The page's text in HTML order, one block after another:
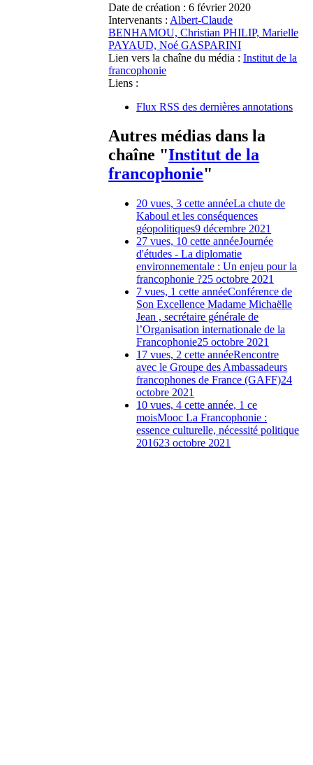
Date de création : 6 février 2020
Intervenants : Albert-Claude
BENHAMOU, Christian PHILIP, Marielle
PAYAUD, Noé GASPARINI
Lien vers la chaîne du média : Institut de la
francophonie
Liens :
Flux RSS des dernières annotations
Autres médias dans la
chaîne "Institut de la
francophonie"
20 vues, 3 cette annéeLa chute de
Kaboul et les conséquences
géopolitiques9 décembre 2021
27 vues, 10 cette annéeJournée
d'études - La diplomatie
environnementale : Un enjeu pour la
francophonie ?25 octobre 2021
7 vues, 1 cette annéeConférence de
Son Excellence Madame Michaëlle
Jean , secrétaire générale de
l’Organisation internationale de la
Francophonie25 octobre 2021
17 vues, 2 cette annéeRencontre
avec le Groupe des Ambassadeurs
francophones de France (GAFF)24
octobre 2021
10 vues, 4 cette année, 1 ce
moisMooc La Francophonie :
essence culturelle, nécessité politique
201623 octobre 2021